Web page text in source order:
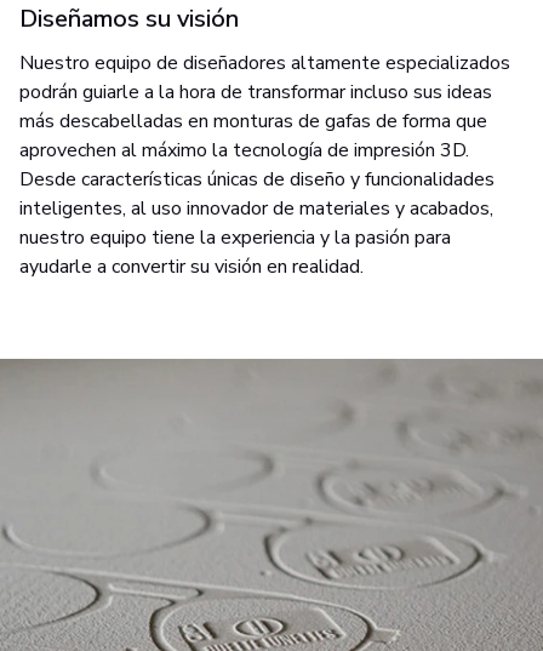
Diseñamos su visión
Nuestro equipo de diseñadores altamente especializados
podrán guiarle a la hora de transformar incluso sus ideas
más descabelladas en monturas de gafas de forma que
aprovechen al máximo la tecnología de impresión 3D.
Desde características únicas de diseño y funcionalidades
inteligentes, al uso innovador de materiales y acabados,
nuestro equipo tiene la experiencia y la pasión para
ayudarle a convertir su visión en realidad.